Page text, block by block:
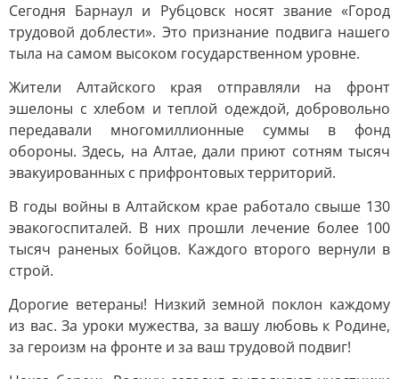
Сегодня Барнаул и Рубцовск носят звание «Город
трудовой доблести». Это признание подвига нашего
тыла на самом высоком государственном уровне.
Жители Алтайского края отправляли на фронт
эшелоны с хлебом и теплой одеждой, добровольно
передавали многомиллионные суммы в фонд
обороны. Здесь, на Алтае, дали приют сотням тысяч
эвакуированных с прифронтовых территорий.
В годы войны в Алтайском крае работало свыше 130
эвакогоспиталей. В них прошли лечение более 100
тысяч раненых бойцов. Каждого второго вернули в
строй.
Дорогие ветераны! Низкий земной поклон каждому
из вас. За уроки мужества, за вашу любовь к Родине,
за героизм на фронте и за ваш трудовой подвиг!